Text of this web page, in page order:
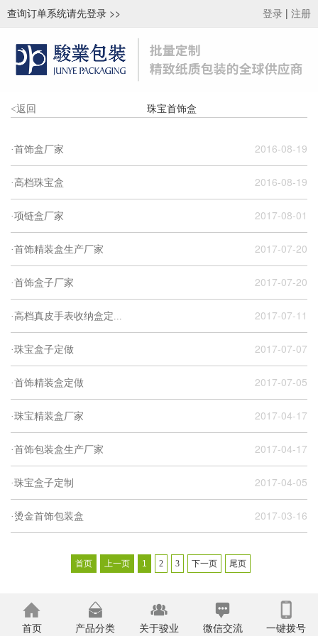
查询订单系统请先登录 >> 登录 | 注册
<返回 珠宝首饰盒
·首饰盒厂家 2016-08-19
·高档珠宝盒 2016-08-19
·项链盒厂家 2017-08-01
·首饰精装盒生产厂家 2017-07-20
·首饰盒子厂家 2017-07-20
·高档真皮手表收纳盒定... 2017-07-11
·珠宝盒子定做 2017-07-07
·首饰精装盒定做 2017-07-05
·珠宝精装盒厂家 2017-04-17
·首饰包装盒生产厂家 2017-04-17
·珠宝盒子定制 2017-04-05
·烫金首饰包装盒 2017-03-16
首页 上一页 1 2 3 下一页 尾页
首页 产品分类 关于骏业 微信交流 一键拨号